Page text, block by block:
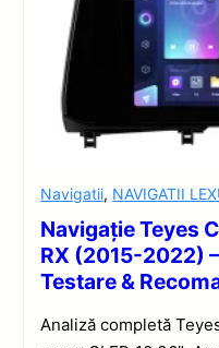
Navigatii, NAVIGATII
Navigație Teyes
RX (2015-2022)
Testare &
Analiză completă